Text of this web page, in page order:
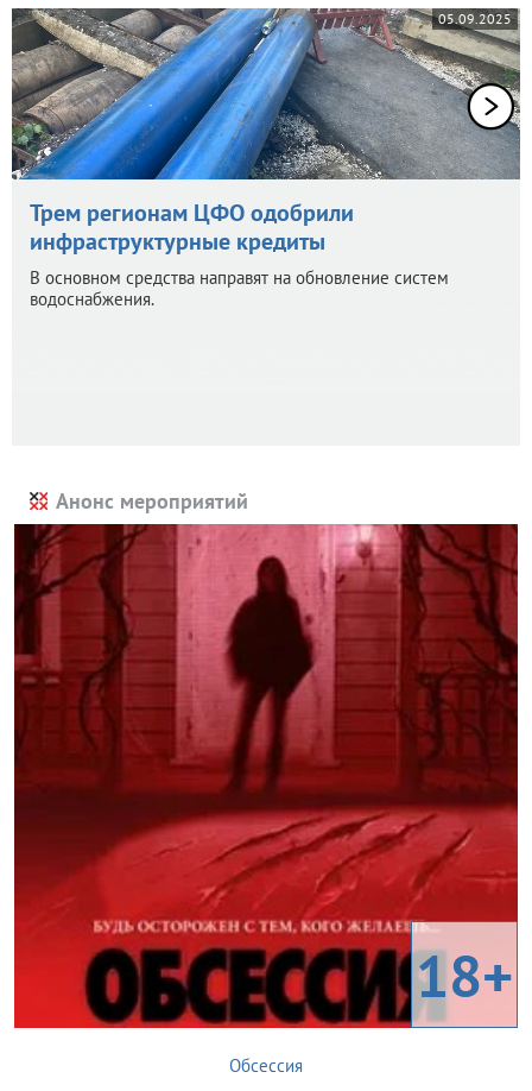
05.09.2025
Трем регионам ЦФО одобрили
инфраструктурные кредиты
В основном средства направят на обновление систем
водоснабжения.
Анонс мероприятий
18+
Обсессия